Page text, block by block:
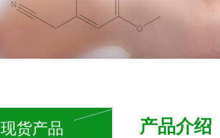
现货产品 产品介绍